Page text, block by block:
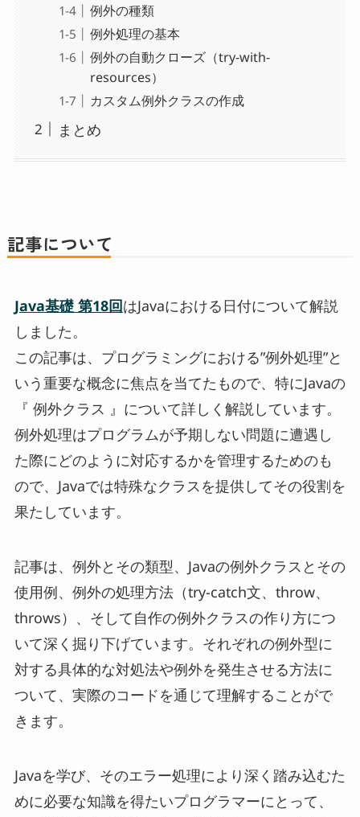
例外の種類
例外処理の基本
例外の自動クローズ（try-with-
resources）
カスタム例外クラスの作成
まとめ
記事について
Java基礎 第18回はJavaにおける日付について解説
しました。
この記事は、プログラミングにおける”例外処理”と
いう重要な概念に焦点を当てたもので、特にJavaの
『 例外クラス 』について詳しく解説しています。
例外処理はプログラムが予期しない問題に遭遇し
た際にどのように対応するかを管理するためのも
ので、Javaでは特殊なクラスを提供してその役割を
果たしています。
記事は、例外とその類型、Javaの例外クラスとその
使用例、例外の処理方法（try-catch文、throw、
throws）、そして自作の例外クラスの作り方につ
いて深く掘り下げています。それぞれの例外型に
対する具体的な対処法や例外を発生させる方法に
ついて、実際のコードを通じて理解することがで
きます。
Javaを学び、そのエラー処理により深く踏み込むた
めに必要な知識を得たいプログラマーにとって、